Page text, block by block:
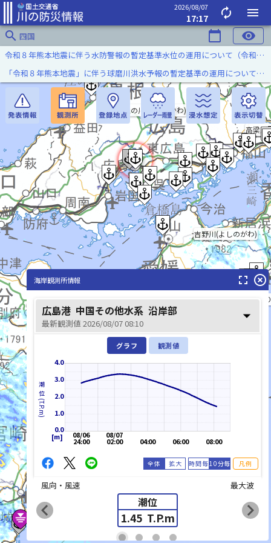
2026/08/07
17:17 autorenew
menu
search 四国 calendar_today visibility
江の川(ごうのかわ)
高梁川
吉野川(よしのがわ)
四万十川（渡川）(しまんとがわ(わた
令和８年熊本地震に伴う水防警報の暫定基準水位の運用について（令和８年８月７日）
「令和８年熊本地震」に伴う球磨川洪水予報の暫定基準の運用について（令和８年８月５日）
海岸観測所情報 fullscreen highlight_off
広島港 中国その他水系 沿岸部
最新観測値 2026/08/07 08:10 arrow_drop_down
グラフ 観測値
0.0
1.0
2.0
3.0
4.0
[m]
潮位(T.P.m)
08:00
06:00
04:00
08/07
02:00
08/06
24:00
全体 拡大 時間毎10分毎 凡例
風向・風速 最大波
潮位
1.45 T.P.m
chevron_left chevron_right
fiber_manual_record fiber_manual_record fiber_manual_record fiber_manual_record